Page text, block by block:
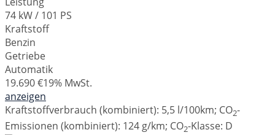
74 kW / 101 PS
Kraftstoff
Benzin
Getriebe
Automatik
19.690 €19% MwSt.
anzeigen
Kraftstoffverbrauch (kombiniert): 5,5 l/100km; CO2-
Emissionen (kombiniert): 124 g/km; CO2-Klasse: D